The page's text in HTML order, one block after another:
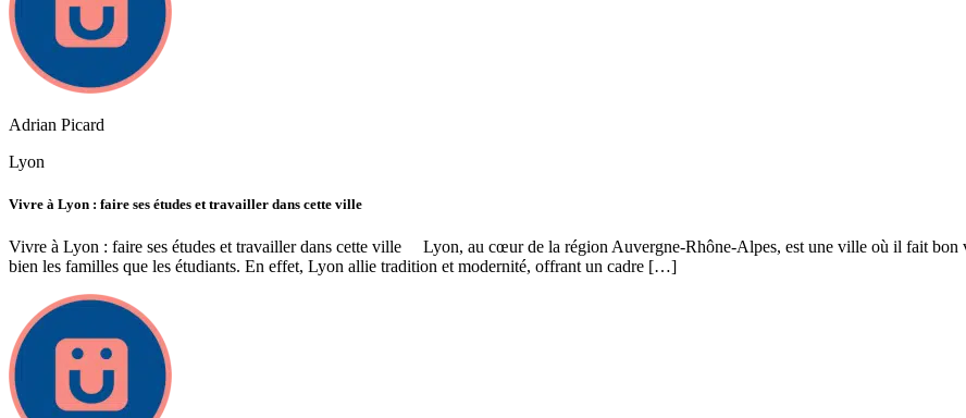
Adrian Picard
Lyon
Vivre à Lyon : faire ses études et travailler dans cette ville
Vivre à Lyon : faire ses études et travailler dans cette ville Lyon, au cœur de la région Auvergne-Rhône-Alpes, est une ville où il fait bon
bien les familles que les étudiants. En effet, Lyon allie tradition et modernité, offrant un cadre […]